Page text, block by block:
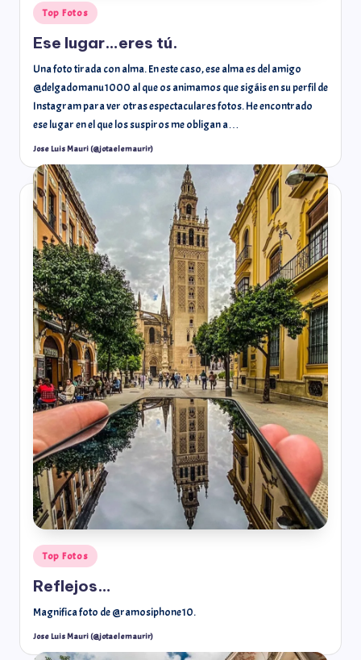
Top Fotos
Ese lugar…eres tú.
Una foto tirada con alma. En este caso, ese alma es del amigo
@delgadomanu1000 al que os animamos que sigáis en su perfil de
Instagram para ver otras espectaculares fotos. He encontrado
ese lugar en el que los suspiros me obligan a…
Jose Luis Mauri (@jotaelemaurir)
Top Fotos
Reflejos…
Magnifica foto de @ramosiphone10.
Jose Luis Mauri (@jotaelemaurir)